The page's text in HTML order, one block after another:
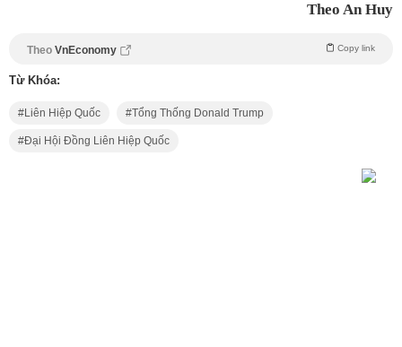
Theo An Huy
Theo VnEconomy Copy link
Từ Khóa:
Liên Hiệp Quốc Tổng Thống Donald Trump
Đại Hội Đồng Liên Hiệp Quốc